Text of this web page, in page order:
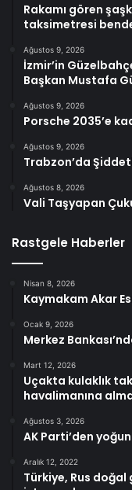
Rakamı gören
taksimetresi
Ağustos 9, 2026
İzmir’in
Başkan Mustafa
Ağustos 9, 2026
Porsche 2035’e
Ağustos 9, 2026
Trabzon’da
Ağustos 8, 2026
Vali Taşyapan
Rastgele Haberler
Nisan 8, 2026
Kaymakam Akar
Ocak 9, 2026
Merkez
Mart 12, 2026
Uçakta kulaklık
havalimanına
Ağustos 3, 2026
AK Parti’den
Aralık 12, 2022
Türkiye, Rus doğal